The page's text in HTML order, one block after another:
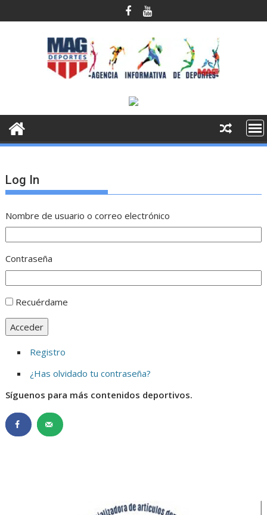
al
Log In
Nombre de usuario o correo electrónico
Contraseña
Recuérdame
Acceder
Registro
¿Has olvidado tu contraseña?
Síguenos para más contenidos deportivos.